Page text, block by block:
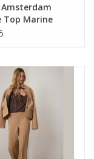
Amsterdam
Top Marine